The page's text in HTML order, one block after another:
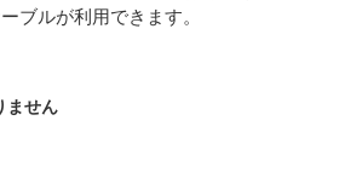
ブルが利用できます。
ません